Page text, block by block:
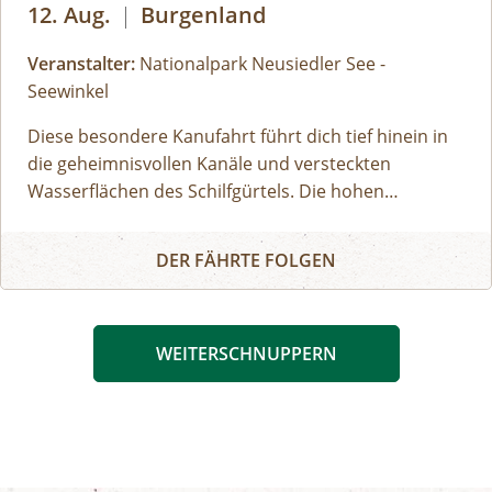
Wetterbedingungen anzupassen.
12. Aug. | Burgenland
Veranstalter: Nationalpark Neusiedler See -
Seewinkel
Diese besondere Kanufahrt führt dich tief hinein in
die geheimnisvollen Kanäle und versteckten
Wasserflächen des Schilfgürtels. Die hohen
lassen dich die Stille und das einzigartige Flair dieses
Lebensraumes intensiv spüren. Die Schilfbewohner
es gehört somit eine große Portion Glück dazu,
Bartmeisen, Rohrsänger oder flinke Jungfische und
Wasserfrösche zu entdecken. Trotzdem ist diese
Kanutour am Neusiedler See
DER FÄHRTE FOLGEN
WEITERSCHNUPPERN